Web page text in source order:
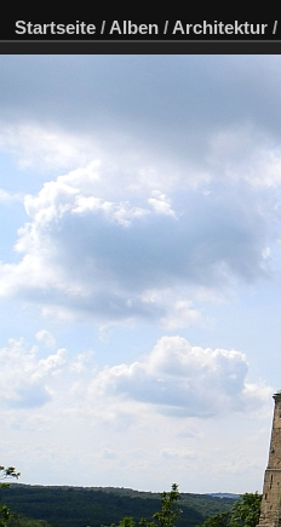
Startseite / Alben / Architektur /